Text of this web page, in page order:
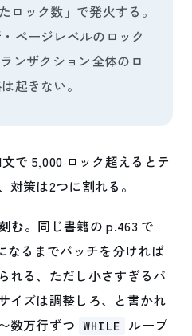
ック数」で発火する。
ページレベルのロック
ンザクション全体のロ
起きない。
で 5,000 ロック超えるとテ
対策は2つに割れる。
む。同じ書籍の p.463 で
なるまでバッチを分ければ
れる、ただし小さすぎるバ
イズは調整しろ、と書かれ
数万行ずつ
WHILE
ループ